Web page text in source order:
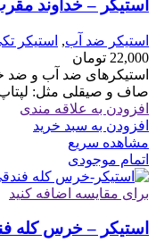
استیکر – خداوند
استیکر ضد آب, استیکر
22,000 تومان
استیکرهای ضد آب و ضد
صاف و صیقلی مثل:
افزودن به علاقه مندی
افزودن به سبد خرید
مشاهده سریع
اتمام موجودی
برای مقایسه اضافه کنید
استیکر – خرس کله